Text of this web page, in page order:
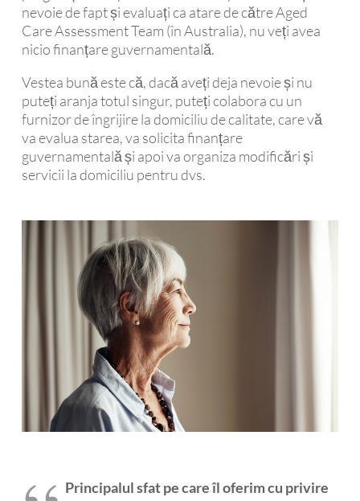
nevoie de fapt și evaluați ca atare de către Aged
Care Assessment Team (în Australia), nu veți avea
nicio finanțare guvernamentală.
Vestea bună este că, dacă aveți deja nevoie și nu
puteți aranja totul singur, puteți colabora cu un
furnizor de îngrijire la domiciliu de calitate, care vă
va evalua starea, va solicita finanțare
guvernamentală și apoi va organiza modificări și
servicii la domiciliu pentru dvs.
Principalul sfat pe care îl oferim cu privire